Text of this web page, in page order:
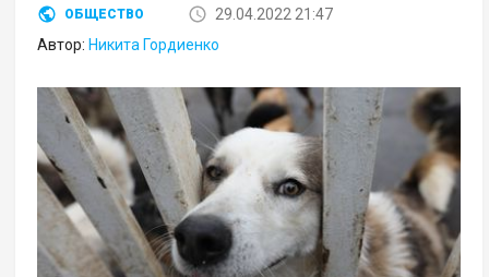
ОБЩЕСТВО
29.04.2022 21:47
Автор: Никита Гордиенко